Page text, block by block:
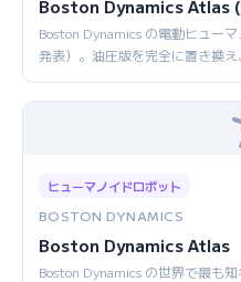
Boston Dynamics Atlas
Boston Dynamics の電動ヒュー
発表）。油圧版を完全に置き換
ヒューマノイドロボット
BOSTON DYNAMICS
Boston Dynamics Atlas
Boston Dynamics の世界で最も